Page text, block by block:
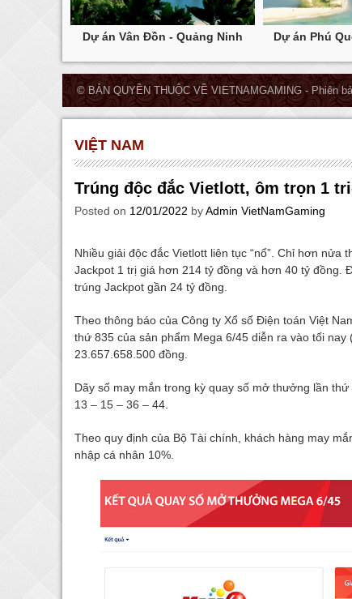
Dự án Vân Đồn - Quảng Ninh Dự án Phú
© BẢN QUYỀN THUỘC VỀ VIETNAMGAMING - Phiên
VIỆT NAM
Trúng độc đắc Vietlott, ôm trọn 1
Posted on 12/01/2022 byAdmin VietNamGaming
Nhiều giải độc đắc Vietlott liên tục “nổ”. Chỉ hơn
Jackpot 1 trị giá hơn 214 tỷ đồng và hơn 40 tỷ đồng.
trúng Jackpot gần 24 tỷ đồng.
Theo thông báo của Công ty Xổ số Điện toán Việt
thứ 835 của sản phẩm Mega 6/45 diễn ra vào tối
23.657.658.500 đồng.
Dãy số may mắn trong kỳ quay số mở thưởng lần
13 – 15 – 36 – 44.
Theo quy định của Bộ Tài chính, khách hàng may
nhập cá nhân 10%.